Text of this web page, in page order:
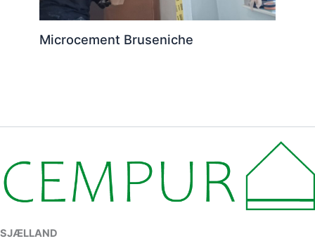
Microcement Bruseniche
SJÆLLAND